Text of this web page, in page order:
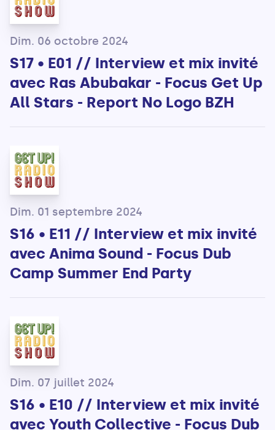
Dim. 06 octobre 2024
S17 • E01 // Interview et mix invité
avec Ras Abubakar - Focus Get Up
All Stars - Report No Logo BZH
Dim. 01 septembre 2024
S16 • E11 // Interview et mix invité
avec Anima Sound - Focus Dub
Camp Summer End Party
Dim. 07 juillet 2024
S16 • E10 // Interview et mix invité
avec Youth Collective - Focus Dub